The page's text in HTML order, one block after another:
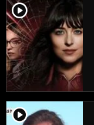
player2
player2